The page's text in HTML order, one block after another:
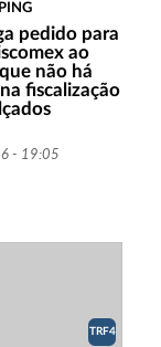
pedido para
ao
não há
fiscalização
- 19:05
TRF4